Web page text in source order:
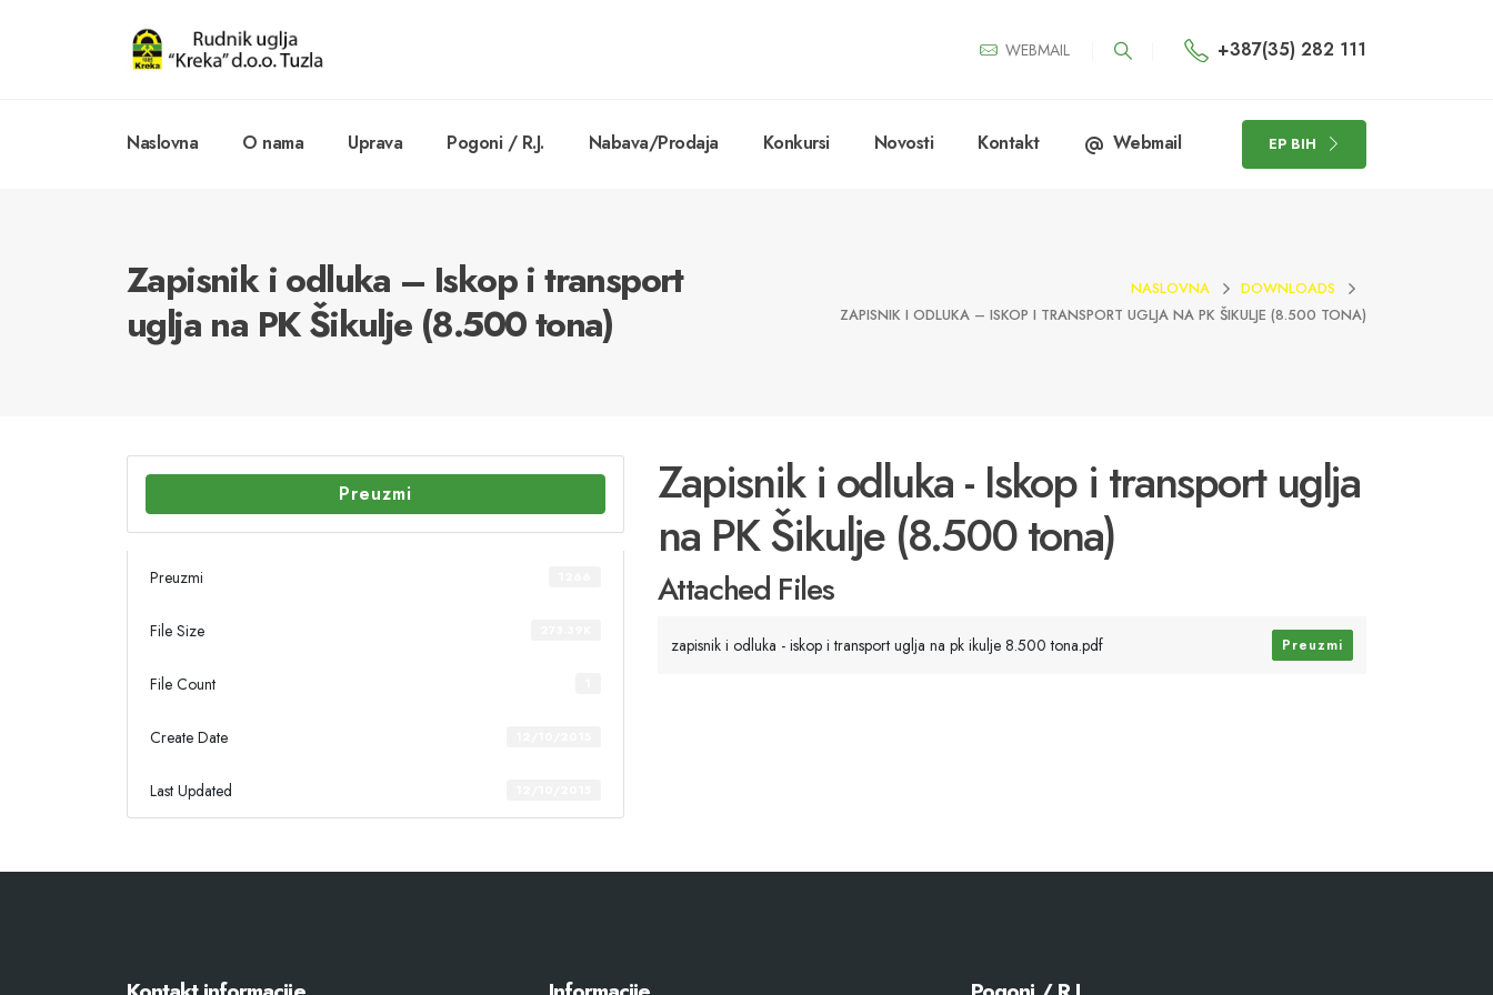
WEBMAIL +387(35) 282 111
Naslovna O nama Uprava Pogoni / R.J. Nabava/Prodaja Konkursi Novosti Kontakt Webmail EP BIH
Zapisnik i odluka – Iskop i transport
uglja na PK Šikulje (8.500 tona)
NASLOVNA
DOWNLOADS
ZAPISNIK I ODLUKA – ISKOP I TRANSPORT UGLJA NA PK ŠIKULJE (8.500 TONA)
Preuzmi
Preuzmi
File Size
File Count
Create Date
Last Updated
Zapisnik i odluka - Iskop i transport uglja
na PK Šikulje (8.500 tona)
Attached Files
zapisnik i odluka - iskop i transport uglja na pk ikulje 8.500 tona.pdf Preuzmi